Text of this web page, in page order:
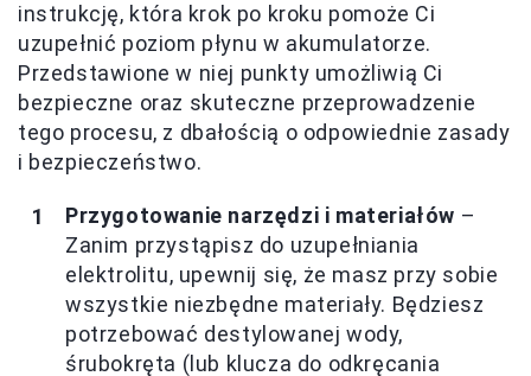
instrukcję, która krok po kroku pomoże Ci
uzupełnić poziom płynu w akumulatorze.
Przedstawione w niej punkty umożliwią Ci
bezpieczne oraz skuteczne przeprowadzenie
tego procesu, z dbałością o odpowiednie zasady
i bezpieczeństwo.
Przygotowanie narzędzi i materiałów –
Zanim przystąpisz do uzupełniania
elektrolitu, upewnij się, że masz przy sobie
wszystkie niezbędne materiały. Będziesz
potrzebować destylowanej wody,
śrubokręta (lub klucza do odkręcania